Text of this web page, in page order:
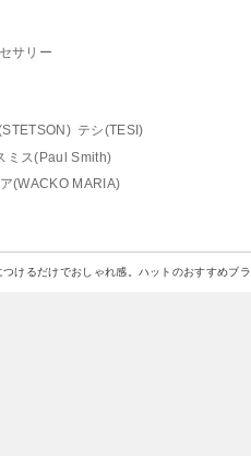
サリー
テシ(TESI)
ミス(Paul Smith)
(WACKO MARIA)
つけるだけでおしゃれ感。ハットのおすすめブ